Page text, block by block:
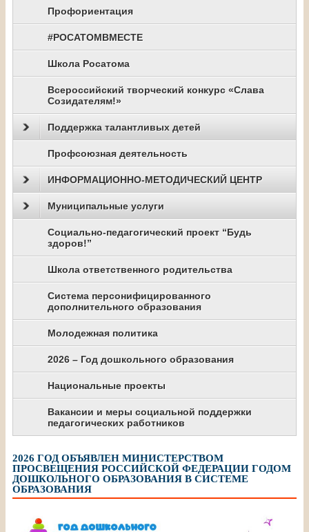
Профориентация
#РОСАТОМВМЕСТЕ
Школа Росатома
Всероссийский творческий конкурс «Слава
Созидателям!»
Поддержка талантливых детей
Профсоюзная деятельность
ИНФОРМАЦИОННО-МЕТОДИЧЕСКИЙ ЦЕНТР
Муниципальные услуги
Социально-педагогический проект “Будь
здоров!”
Школа ответственного родительства
Система персонифицированного
дополнительного образования
Молодежная политика
2026 – Год дошкольного образования
Национальные проекты
Вакансии и меры социальной поддержки
педагогических работников
2026 ГОД ОБЪЯВЛЕН МИНИСТЕРСТВОМ
ПРОСВЕЩЕНИЯ РОССИЙСКОЙ ФЕДЕРАЦИИ ГОДОМ
ДОШКОЛЬНОГО ОБРАЗОВАНИЯ В СИСТЕМЕ
ОБРАЗОВАНИЯ